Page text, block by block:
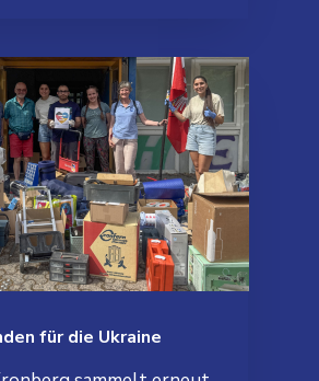
für die Ukraine